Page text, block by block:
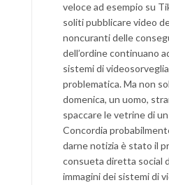
veloce ad esempio su
soliti pubblicare video
noncuranti delle
dell’ordine continuano
sistemi di
problematica. Ma non
domenica, un uomo,
spaccare le vetrine di
Concordia
darne notizia è stato il
consueta diretta social
immagini dei sistemi di